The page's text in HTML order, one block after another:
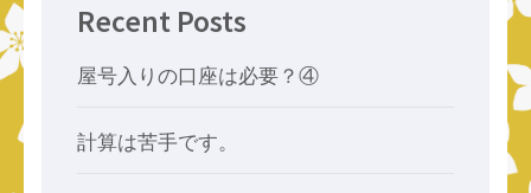
Recent Posts
屋号入りの口座は必要？④
計算は苦手です。